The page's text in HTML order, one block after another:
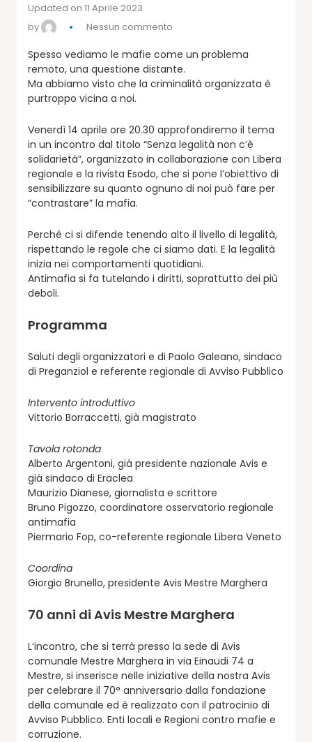
Updated on 11 Aprile 2023
by
Nessun commento
Spesso vediamo le mafie come un problema
remoto, una questione distante.
Ma abbiamo visto che la criminalità organizzata è
purtroppo vicina a noi.
Venerdì 14 aprile ore 20.30 approfondiremo il tema
in un incontro dal titolo “Senza legalità non c’è
solidarietà”, organizzato in collaborazione con Libera
regionale e la rivista Esodo, che si pone l’obiettivo di
sensibilizzare su quanto ognuno di noi può fare per
“contrastare” la mafia.
Perché ci si difende tenendo alto il livello di legalità,
rispettando le regole che ci siamo dati. E la legalità
inizia nei comportamenti quotidiani.
Antimafia si fa tutelando i diritti, soprattutto dei più
deboli.
Programma
Saluti degli organizzatori e di Paolo Galeano, sindaco
di Preganziol e referente regionale di Avviso Pubblico
Intervento introduttivo
Vittorio Borraccetti, già magistrato
Tavola rotonda
Alberto Argentoni, già presidente nazionale Avis e
già sindaco di Eraclea
Maurizio Dianese, giornalista e scrittore
Bruno Pigozzo, coordinatore osservatorio regionale
antimafia
Piermario Fop, co-referente regionale Libera Veneto
Coordina
Giorgio Brunello, presidente Avis Mestre Marghera
70 anni di Avis Mestre Marghera
L’incontro, che si terrà presso la sede di Avis
comunale Mestre Marghera in via Einaudi 74 a
Mestre, si inserisce nelle iniziative della nostra Avis
per celebrare il 70° anniversario dalla fondazione
della comunale ed è realizzato con il patrocinio di
Avviso Pubblico. Enti locali e Regioni contro mafie e
corruzione.